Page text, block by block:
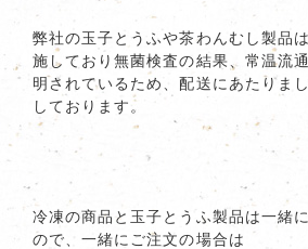
弊社の玉子とうふや茶わんむし製品
施しており無菌検査の結果、常温流
明されているため、配送にあたりま
しております。
冷凍の商品と玉子とうふ製品は一緒
ので、一緒にご注文の場合は